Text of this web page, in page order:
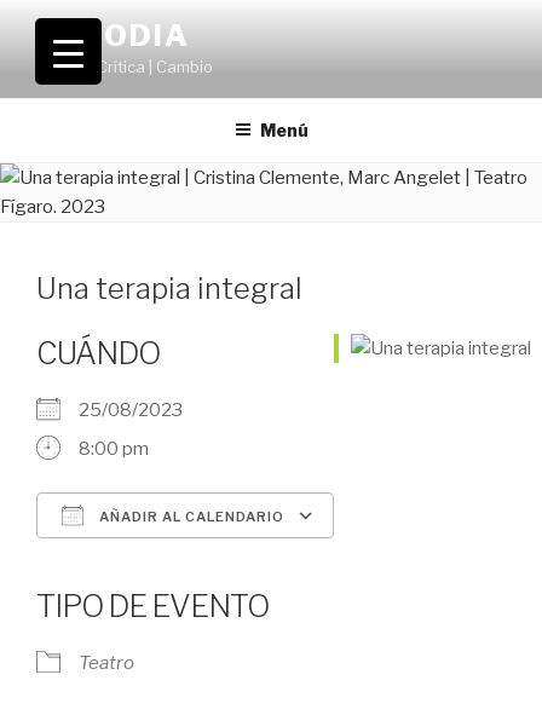
Saltar
contenido
VOLODIA
Teatro | Crítica | Cambio
Menú
Una terapia integral
CUÁNDO
25/08/2023
8:00 pm
AÑADIR AL CALENDARIO
TIPO DE EVENTO
Teatro